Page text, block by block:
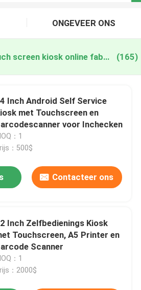
ONGEVEER ONS
self service touch screen kiosk online fabricage (165)
Inch Android Self Service
met Touchscreen en
voor Inchecken
：1
：500$
Contacteer ons
Inch Zelfbedienings Kiosk
Touchscreen, A5 Printer en
Scanner
：1
：2000$